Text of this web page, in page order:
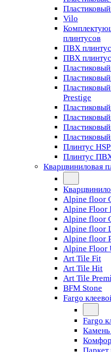
Vilo
плинтусов
ПВХ
ПВХ
Prestige
Плинтус
Плинтус
Кварцвиниловая
Alpine floor
Alpine Floor
Alpine floor
Alpine floor
Alpine floor
Alpine Floor
Art Tile Fit
Art Tile Hit
Art Tile
BFM Stone
Fargo
Fargo
Камень